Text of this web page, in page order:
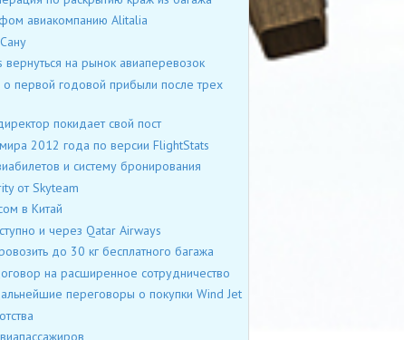
авиакомпанию Alitalia
на рынок авиаперевозок
первой годовой прибыли после трех
покидает свой пост
2012 года по версии FlightStats
и систему бронирования
от Skyteam
в Китай
и через Qatar Airways
до 30 кг бесплатного багажа
на расширенное сотрудничество
переговоры о покупки Wind Jet